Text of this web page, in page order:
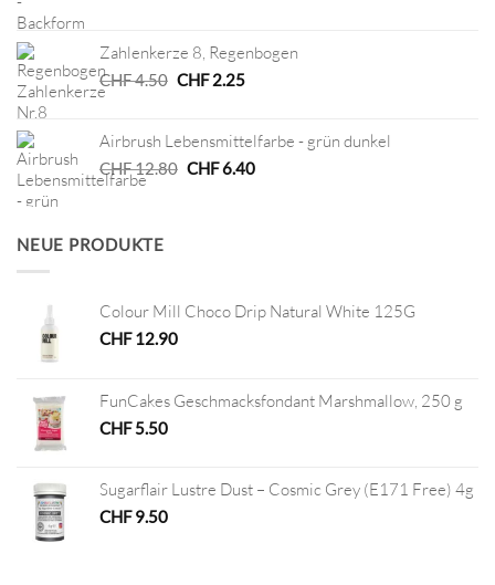
CHF 38.00CHF 19.00.
Zahlenkerze 8, Regenbogen
CHF4.50 Ursprünglicher
CHF 4.50
CHF2.25Aktueller
CHF 2.25.
Airbrush Lebensmittelfarbe - grün dunkel
CHF12.80 Ursprünglicher
CHF6.40Aktueller
NEUE PRODUKTE
Colour Mill Choco Drip Natural White 125G
CHF12.90
FunCakes Geschmacksfondant Marshmallow, 250 g
CHF5.50
Sugarflair Lustre Dust – Cosmic Grey (E171 Free) 4g
CHF9.50